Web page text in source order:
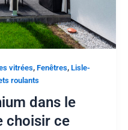
vitrées, Fenêtres, Lisle-
roulants
dans le
choisir ce